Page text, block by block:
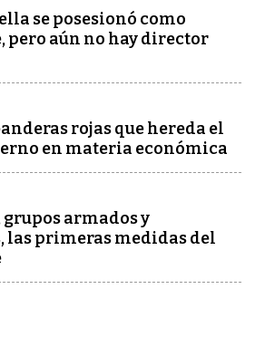
se posesionó como
pero aún no hay director
rojas que hereda el
en materia económica
armados y
las primeras medidas del